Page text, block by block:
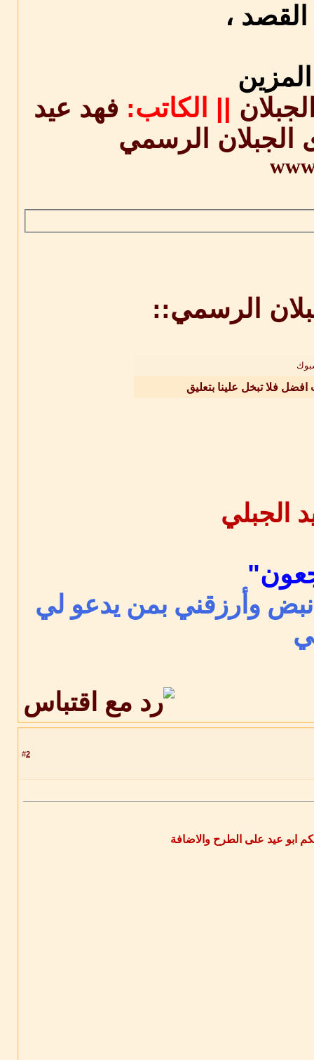
،
|| الكاتب: فهد عيد
الجبلان الرسمي
الرسمي::
افضل فلا تبخل علينا بتعليق
وأرزقني بمن يدعو لي
2
ابو عيد على الطرح والاضافة